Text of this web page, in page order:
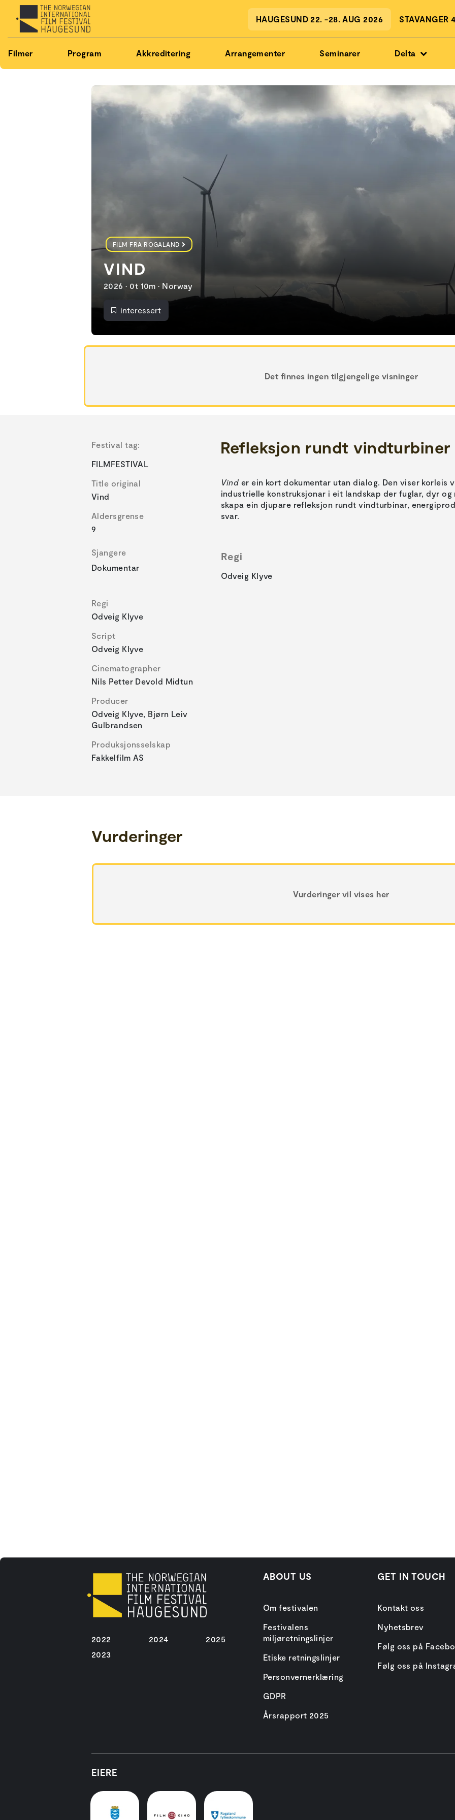
HAUGESUND 22. -28. AUG 2026 STAVANGER
Filmer Program Akkreditering Arrangementer Seminarer Delta
FILM FRA ROGALAND
VIND
2026 • 0t 10m • Norway
interessert
Det finnes ingen tilgjengelige visninger
Festival tag:
FILMFESTIVAL
Title original
Vind
Aldersgrense
9
Sjangere
Dokumentar
Regi
Odveig Klyve
Script
Odveig Klyve
Cinematographer
Nils Petter Devold Midtun
Producer
Odveig Klyve, Bjørn Leiv
Gulbrandsen
Produksjonsselskap
Fakkelfilm AS
Refleksjon rundt vindturbiner
Vind er ein kort dokumentar utan dialog. Den viser korleis
industrielle konstruksjonar i eit landskap der fuglar, dyr og
skapa ein djupare refleksjon rundt vindturbinar,
svar.
Regi
Odveig Klyve
Vurderinger
Vurderinger vil vises her
2022
2023
2024 2025
ABOUT US
Om festivalen
Festivalens
miljøretningslinjer
Etiske retningslinjer
Personvernerklæring
GDPR
Årsrapport 2025
GET IN TOUCH
Kontakt oss
Nyhetsbrev
Følg oss på
Følg oss på
EIERE